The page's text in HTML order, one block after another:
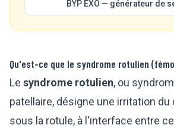
BYP EXO — générateur de
Qu'est-ce que le syndrome rotulien
Le syndrome rotulien, ou
patellaire, désigne une irritation
sous la rotule, à l'interface entre